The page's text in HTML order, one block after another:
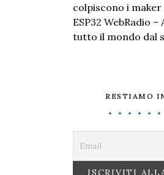
colpiscono i maker
ESP32 WebRadio
tutto il mondo dal
RESTIAMO